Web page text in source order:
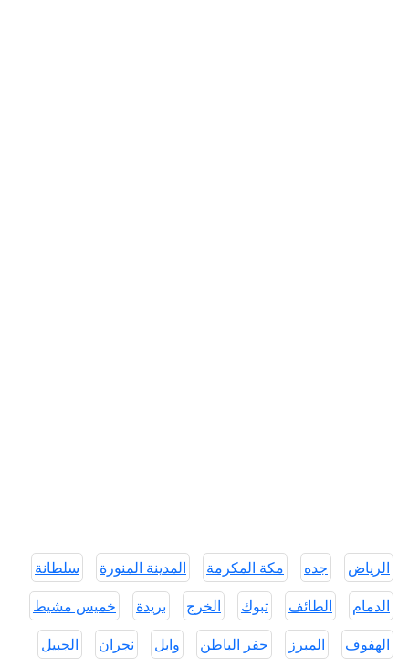
الرياض جده مكة المكرمة المدينة المنورة
سلطانة
الدمام
الطائف تبوك الخرج بريدة
خميس مشيط
الهفوف
المبرز حفر الباطن وابل نجران
الجبيل